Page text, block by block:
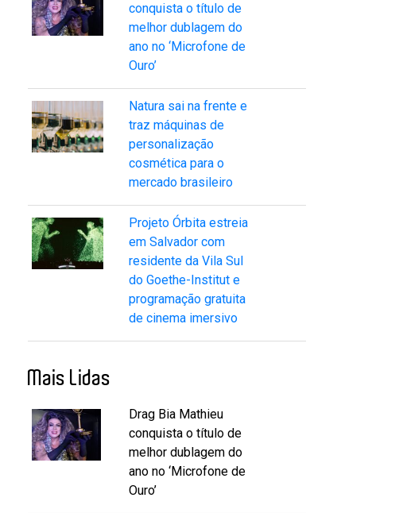
conquista o título de
melhor dublagem do
ano no ‘Microfone de
Ouro’
Natura sai na frente e
traz máquinas de
personalização
cosmética para o
mercado brasileiro
Projeto Órbita estreia
em Salvador com
residente da Vila Sul
do Goethe-Institut e
programação gratuita
de cinema imersivo
Mais Lidas
Drag Bia Mathieu
conquista o título de
melhor dublagem do
ano no ‘Microfone de
Ouro’